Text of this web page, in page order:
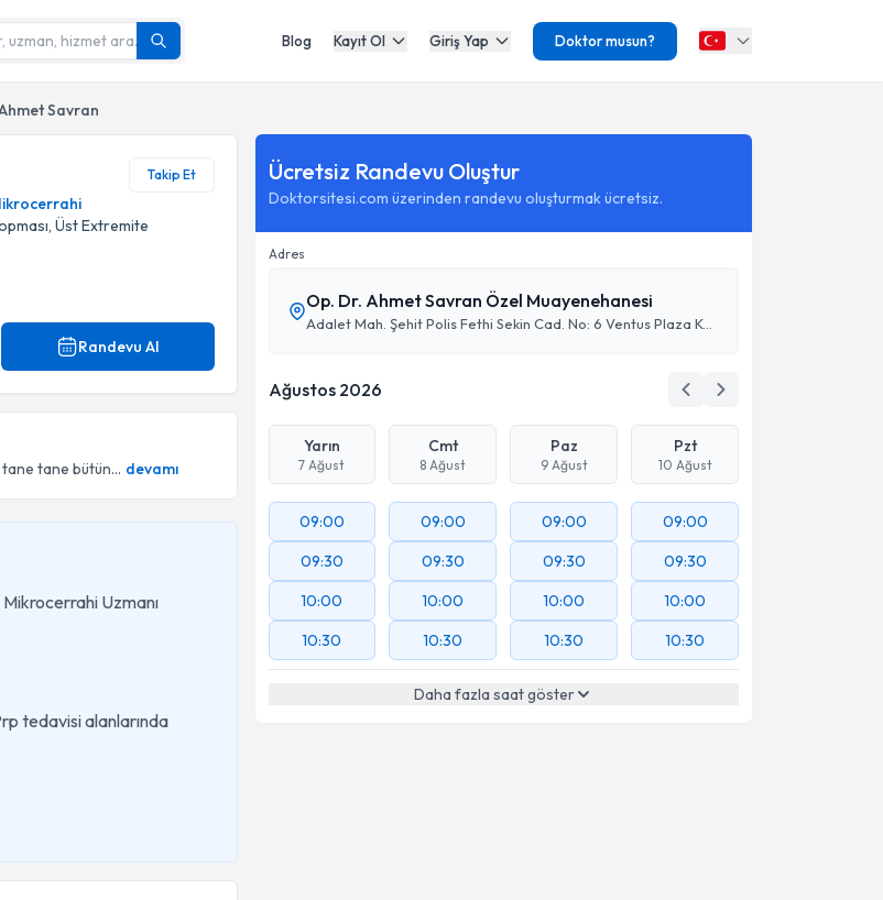
Blog Kayıt Ol Giriş Yap Doktor musun?
Savran
Takip Et
Üst Extremite
Randevu Al
tane bütün... devamı
Uzmanı
tedavisi alanlarında
Ücretsiz Randevu Oluştur
Doktorsitesi.com üzerinden randevu oluşturmak ücretsiz.
Adres
Op. Dr. Ahmet Savran Özel Muayenehanesi
Adalet Mah. Şehit Polis Fethi Sekin Cad. No: 6 Ventus Plaza Kat:6 Ofis No: 61-62-63
Ağustos 2026
Yarın
7 Ağust
Cmt
8 Ağust
Paz
9 Ağust
Pzt
10 Ağust
09:00
09:30
10:00
10:30
09:00
09:30
10:00
10:30
09:00
09:30
10:00
10:30
09:00
09:30
10:00
10:30
Daha fazla saat göster